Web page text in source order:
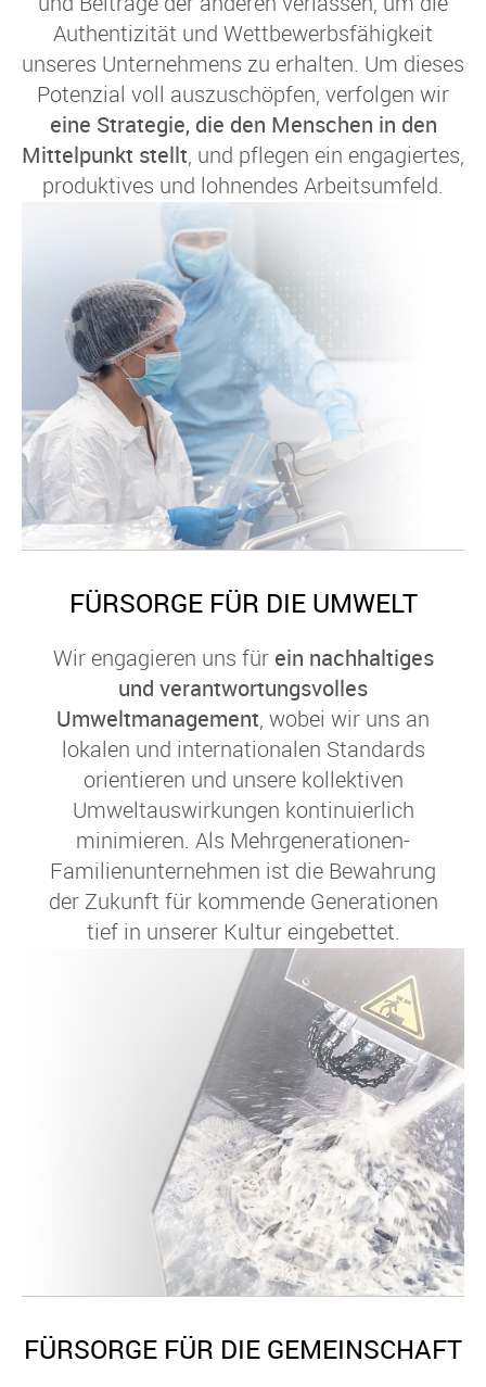
Authentizität und Wettbewerbsfähigkeit
unseres Unternehmens zu erhalten. Um dieses
Potenzial voll auszuschöpfen, verfolgen wir
eine Strategie, die den Menschen in den
Mittelpunkt stellt, und pflegen ein engagiertes,
produktives und lohnendes Arbeitsumfeld.
FÜRSORGE FÜR DIE UMWELT
Wir engagieren uns für ein nachhaltiges
und verantwortungsvolles
Umweltmanagement, wobei wir uns an
lokalen und internationalen Standards
orientieren und unsere kollektiven
Umweltauswirkungen kontinuierlich
minimieren. Als Mehrgenerationen-
Familienunternehmen ist die Bewahrung
der Zukunft für kommende Generationen
tief in unserer Kultur eingebettet.
FÜRSORGE FÜR DIE GEMEINSCHAFT